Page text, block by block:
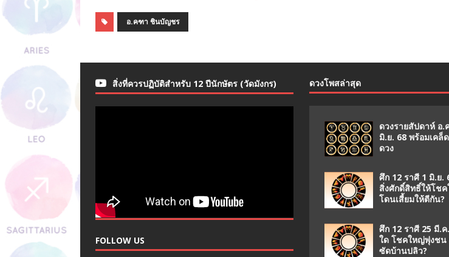
อ.คฑา ชินบัญชร
สิ่งที่ควรปฏิบัติสำหรับ 12 ปีนักษัตร (วัดมังกร)
FOLLOW US
ดวงโพสล่าสุด
ดวงรายสัปดาห์ อ.
มิ.ย. 68 พร้อมเคล็
ดวง
ศึก 12 ราศี 1 มิ.ย.
สิ่งศักดิ์สิทธิ์ให้โช
โดนเสี้ยมให้ตีกัน?
ศึก 12 ราศี 25 มี.
ใด โชคใหญ่พุ่งชน
ซัดบ้านปลิว?